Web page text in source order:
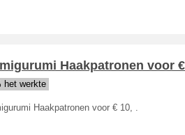
Haakpatronen voor
het werkte
Haakpatronen voor € 10, .